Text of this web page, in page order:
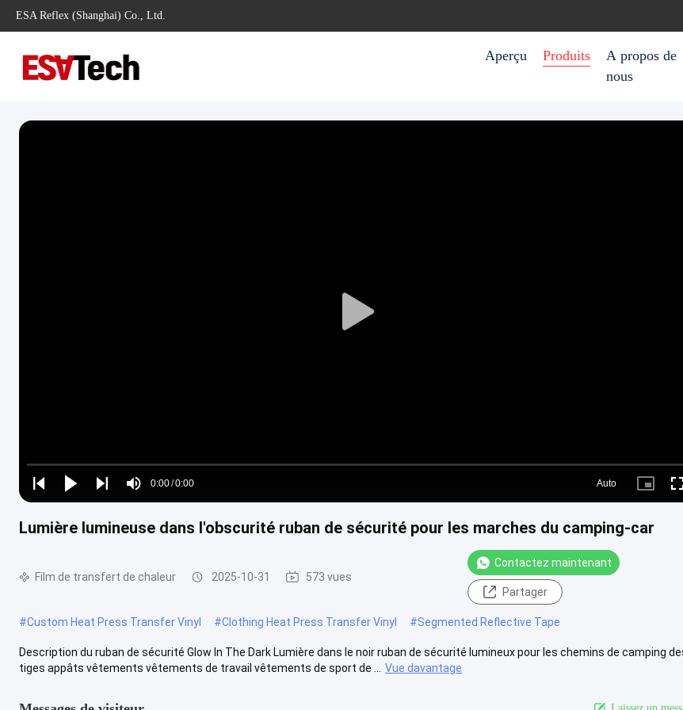
ESA Reflex (Shanghai) Co., Ltd.
Aperçu Produits
A propos de
nous
Play
Play
Play
Play
Mute
Time
0:00/0:00
Loaded:
0%
Auto
Picture-
Lumière lumineuse dans l'obscurité ruban de sécurité pour les marches du camping-car
Film de transfert de chaleur 2025-10-31 573 vues
Contactez maintenant
Partager
#Custom Heat Press Transfer Vinyl #Clothing Heat Press Transfer Vinyl #Segmented Reflective Tape
Description du ruban de sécurité Glow In The Dark Lumière dans le noir ruban de sécurité lumineux pour les chemins de camping
tiges appâts vêtements vêtements de travail vêtements de sport de ...
Vue davantage
Laissez un